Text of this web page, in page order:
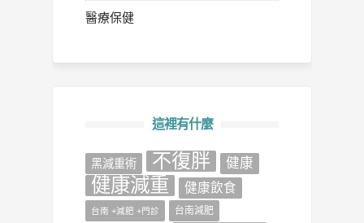
醫療保健
這裡有什麼
‎黑減重術‬ 不復胖 健康
健康減重 健康飲食
台南 +減肥 +門診 台南減肥